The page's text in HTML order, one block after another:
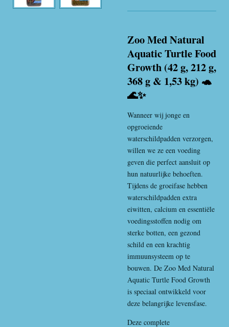
Zoo Med Natural
Aquatic Turtle Food
Growth (42 g, 212 g,
368 g & 1,53 kg) 🐢
🌊✨
Wanneer wij jonge en
opgroeiende
waterschildpadden verzorgen,
willen we ze een voeding
geven die perfect aansluit op
hun natuurlijke behoeften.
Tijdens de groeifase hebben
waterschildpadden extra
eiwitten, calcium en essentiële
voedingsstoffen nodig om
sterke botten, een gezond
schild en een krachtig
immuunsysteem op te
bouwen. De Zoo Med Natural
Aquatic Turtle Food Growth
is speciaal ontwikkeld voor
deze belangrijke levensfase.
Deze complete